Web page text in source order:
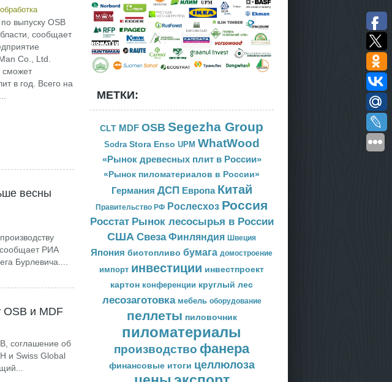
выпуску OSB
сообщает
Co., Ltd.
сможет
в год. Всего на
весны
РИА
Бурлевича....
OSB и MDF
соглашение об
и Swiss Global
МЕТКИ:
CLT MDF OSB Segezha Group
Sodra Stora Enso UPM WhatWood
«Рынок древесных плит в России»
«Рынок пиломатериалов в России»
Германия ДСП Европа Китай
Правительство РФ Рослесхоз Россия
Росстат Рынок лесосырья в России
США Свеза Финляндия Швеция
Япония биотопливо бумага домостроение
импорт инвестиции инвестпроект
картон конференции круглый лес
лесозаготовка мебель оборудование
пеллеты пиловочник
пиломатериалы
производство фанера
финансовые итоги целлюлоза